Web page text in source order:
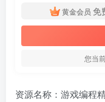
黄金会员 免
您当
资源名称：游戏编程